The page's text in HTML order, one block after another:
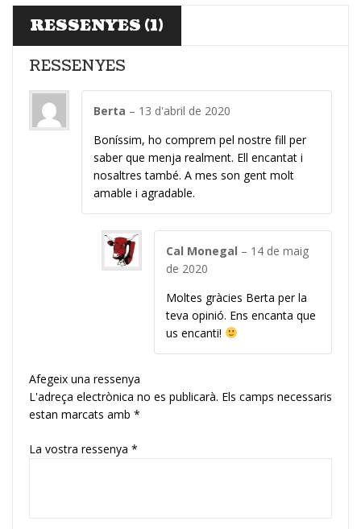
RESSENYES (1)
RESSENYES
Berta – 13 d'abril de 2020
Boníssim, ho comprem pel nostre fill per
saber que menja realment. Ell encantat i
nosaltres també. A mes son gent molt
amable i agradable.
Cal Monegal – 14 de maig
de 2020
Moltes gràcies Berta per la
teva opinió. Ens encanta que
us encanti!
Afegeix una ressenya
L'adreça electrònica no es publicarà. Els camps necessaris
estan marcats amb *
La vostra ressenya *